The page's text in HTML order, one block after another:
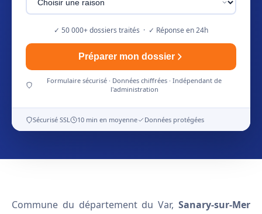
✓ 50 000+ dossiers traités · ✓ Réponse en 24h
Préparer mon dossier
Formulaire sécurisé · Données chiffrées · Indépendant de
l'administration
Sécurisé SSL 10 min en moyenne Données protégées
Commune du département du Var, Sanary-sur-Mer